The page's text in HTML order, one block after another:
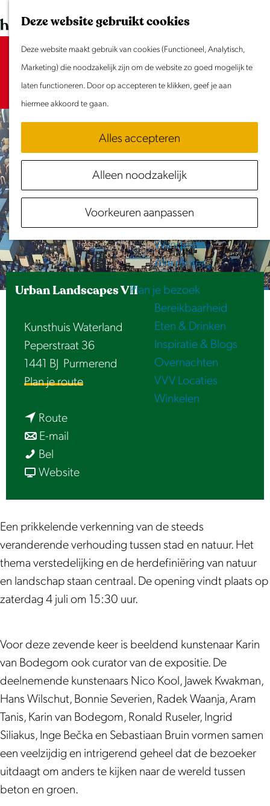
Deze website gebruikt cookies
Deze website maakt gebruik van cookies (Functioneel, Analytisch,
Marketing) die noodzakelijk zijn om de website zo goed mogelijk te
laten functioneren. Door op accepteren te klikken, geef je aan
hiermee akkoord te gaan.
Alles accepteren
Alleen noodzakelijk
Voorkeuren aanpassen
G
a
r
d
e
h
o
m
e
p
a
g
e
K
a
r
t
Z
e
k
e
n
e
n
u
Evenement aanmelden
Doen & Beleven
Zomer in Laag Holland
Met kinderen
Samen eropuit
Rust & Stilte
Activiteiten
Routes
Fietsen
Varen
Wandelen
Alle routes
Plan je bezoek
Bereikbaarheid
Eten & Drinken
Inspiratie & Blogs
Overnachten
VVV Locaties
Winkelen
Sorry, deze activiteit is niet meer
beschikbaar. Bekijk hetactuele aanbod
voor de beschikbare opties.
Urban Landscapes VII
Kunsthuis Waterland
Peperstraat 36
1441 BJ Purmerend
Plan je routen
n
L
a
n
d
a
p
e
s
V
I
I
Routen
a
r
b
a
n
L
a
s
c
a
p
e
s
V
I
I
E-mail
a
r
b
a
n
L
d
s
c
a
p
e
s
V
I
Bel
r
n
L
a
n
d
a
p
e
s
V
I
I
Websitev
U
r
b
a
n
n
d
s
c
a
p
e
s
Een prikkelende verkenning van de steeds
veranderende verhouding tussen stad en natuur. Het
thema verstedelijking en de herdefiniëring van natuur
en landschap staan centraal. De opening vindt plaats op
zaterdag 4 juli om 15:30 uur.
Voor deze zevende keer is beeldend kunstenaar Karin
van Bodegom ook curator van de expositie. De
deelnemende kunstenaars Nico Kool, Jawek Kwakman,
Hans Wilschut, Bonnie Severien, Radek Waanja, Aram
Tanis, Karin van Bodegom, Ronald Ruseler, Ingrid
Siliakus, Inge Bečka en Sebastiaan Bruin vormen samen
een veelzijdig en intrigerend geheel dat de bezoeker
uitdaagt om anders te kijken naar de wereld tussen
beton en groen.